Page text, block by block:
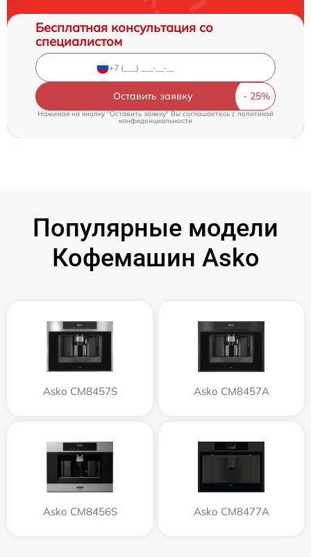
Бесплатная консультация со
специалистом
Оставить заявку
Нажимая на кнопку "Оставить заявку" Вы соглашаетесь c политикой
конфиденциальности
Популярные модели
Кофемашин Asko
Asko CM8457S Asko CM8457A
Asko CM8456S Asko CM8477A